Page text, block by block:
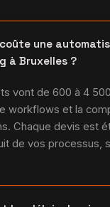
coûte une
à Bruxelles ?
vont de 600 à 4
workflows et la
Chaque devis est
de vos processus,